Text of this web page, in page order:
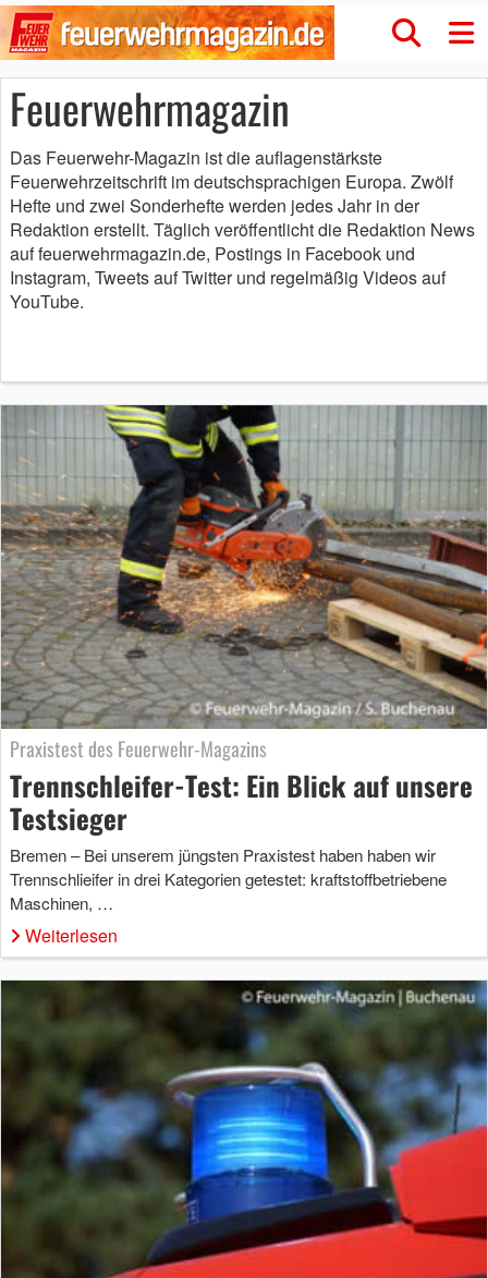
Feuerwehrmagazin
Das Feuerwehr-Magazin ist die auflagenstärkste
Feuerwehrzeitschrift im deutschsprachigen Europa. Zwölf
Hefte und zwei Sonderhefte werden jedes Jahr in der
Redaktion erstellt. Täglich veröffentlicht die Redaktion News
auf feuerwehrmagazin.de, Postings in Facebook und
Instagram, Tweets auf Twitter und regelmäßig Videos auf
YouTube.
Praxistest des Feuerwehr-Magazins
Trennschleifer-Test: Ein Blick auf unsere
Testsieger
Bremen – Bei unserem jüngsten Praxistest haben haben wir
Trennschlieifer in drei Kategorien getestet: kraftstoffbetriebene
Maschinen, …
Weiterlesen